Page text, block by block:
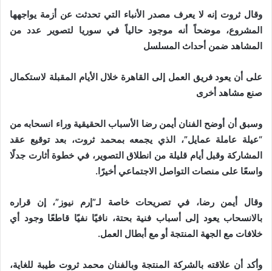
وقال ثروت إنه لا يعرف مصدر الأنباء التي تحدثت عن أزمة يواجهها
المشروع، موضحاً أنه موجود حالياً في سوريا لتصوير عدد من
المشاهد ضمن أحداث المسلسل
على أن يعود فريق العمل إلى القاهرة خلال الأيام المقبلة لاستكمال
صنع مشاهد أخرى
وسبق أن أوضح الفنان أيمن رضا الأسباب الحقيقية وراء انسحابه من
“عيلة عاملة عمايل”، الذي يجمعه بمحمد ثروت، بعد توقيع عقد
المشاركة وقبل أيام قليلة من انطلاق التصوير، في خطوة أثارت جدلًا
واسعًا على منصات التواصل الاجتماعي أخيرًا.
وقال أيمن رضا، في تصريحات خاصة لـ”إرم نيوز”، إن قراره
بالانسحاب يعود إلى أسباب فنية بحتة، نافيًا نفيًا قاطعًا وجود أي
خلافات مع الجهة المنتجة أو مع أبطال العمل.
وأكد أن علاقته بالشركة المنتجة وبالفنان محمد ثروت طيبة للغاية،